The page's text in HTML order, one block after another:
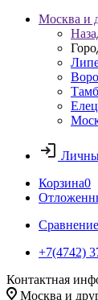
Москва и
Елец
Корзина0
+7(4742)
Контактная
Москва и